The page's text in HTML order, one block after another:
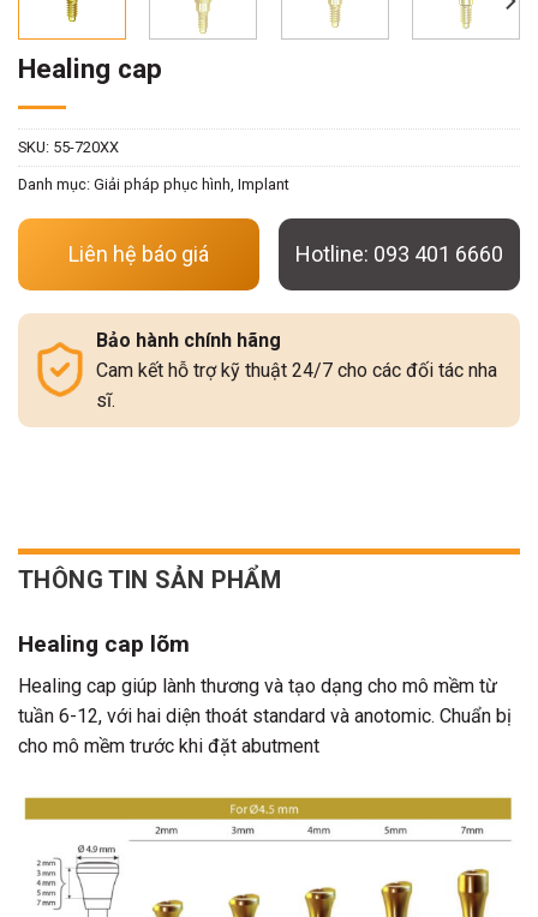
Healing cap
SKU: 55-720XX
Danh mục: Giải pháp phục hình Implant
Liên hệ báo giá Hotline: 093 401 6660
Bảo hành chính hãng
Cam kết hỗ trợ kỹ thuật 24/7 cho các đối tác nha
sĩ.
THÔNG TIN SẢN PHẨM
Healing cap lõm
Healing cap giúp lành thương và tạo dạng cho mô mềm từ
tuần 6-12, với hai diện thoát standard và anotomic. Chuẩn bị
cho mô mềm trước khi đặt abutment